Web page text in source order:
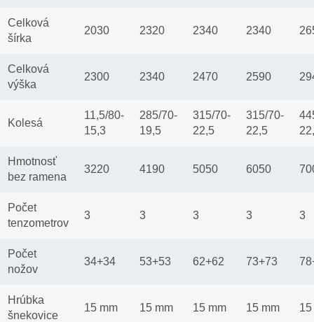
Celková
šírka
2030 2320 2340 2340
Celková
výška
2300 2340 2470 2590
Kolesá
11,5/80-
15,3
285/70-
19,5
315/70-
22,5
315/70-
22,5
Hmotnosť
bez ramena
3220 4190 5050 6050
Počet
tenzometrov
3 3 3 3 3
Počet
nožov
34+34 53+53 62+62 73+73
Hrúbka
šnekovice
15 mm 15 mm 15 mm 15 mm 15